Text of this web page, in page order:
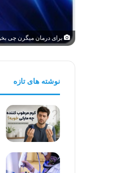
برای درمان میگرن چی
نوشته های تازه